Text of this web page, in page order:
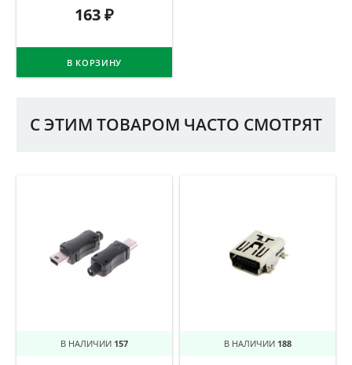
163₽
В КОРЗИНУ
С ЭТИМ ТОВАРОМ ЧАСТО СМОТРЯТ
В НАЛИЧИИ 157 В НАЛИЧИИ 188